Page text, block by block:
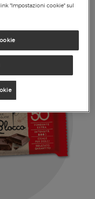
"Impostazioni cookie" sul